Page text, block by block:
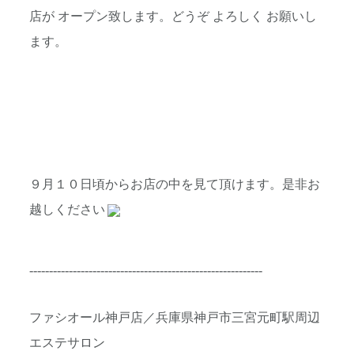
店が オープン致します。どうぞ よろしく お願いし
ます。
９月１０日頃からお店の中を見て頂けます。是非お
越しください
-----------------------------------------------------------
ファシオール神戸店／兵庫県神戸市三宮元町駅周辺
エステサロン